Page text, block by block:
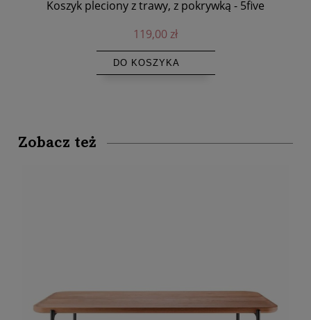
Koszyk pleciony z trawy, z pokrywką - 5five
119,00 zł
DO KOSZYKA
Zobacz też